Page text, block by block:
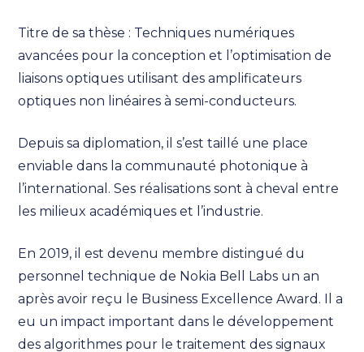
Titre de sa thèse : Techniques numériques
avancées pour la conception et l’optimisation de
liaisons optiques utilisant des amplificateurs
optiques non linéaires à semi-conducteurs.
Depuis sa diplomation, il s’est taillé une place
enviable dans la communauté photonique à
l’international. Ses réalisations sont à cheval entre
les milieux académiques et l’industrie.
En 2019, il est devenu membre distingué du
personnel technique de Nokia Bell Labs un an
après avoir reçu le Business Excellence Award. Il a
eu un impact important dans le développement
des algorithmes pour le traitement des signaux